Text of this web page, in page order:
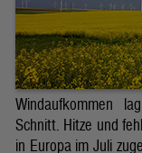
Windaufkommen
Schnitt. Hitze und
in Europa im Juli